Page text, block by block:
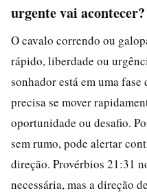
urgente vai acontecer?
O cavalo correndo ou
rápido, liberdade ou
sonhador está em uma
precisa se mover
oportunidade ou desafio.
sem rumo, pode alertar
direção. Provérbios 21:31
necessária, mas a direção